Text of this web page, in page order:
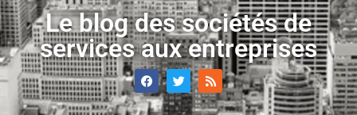
Le blog des sociétés de
services aux entreprises